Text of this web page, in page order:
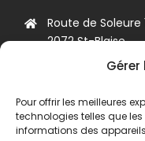
Pour offrir les meilleures
technologies telles que
informations des
Route de Soleure
2072St-Blaise
+41 32 841 12 63